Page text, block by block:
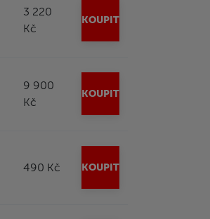
3 220
Kč
KOUPIT
9 900
Kč
KOUPIT
490 Kč KOUPIT